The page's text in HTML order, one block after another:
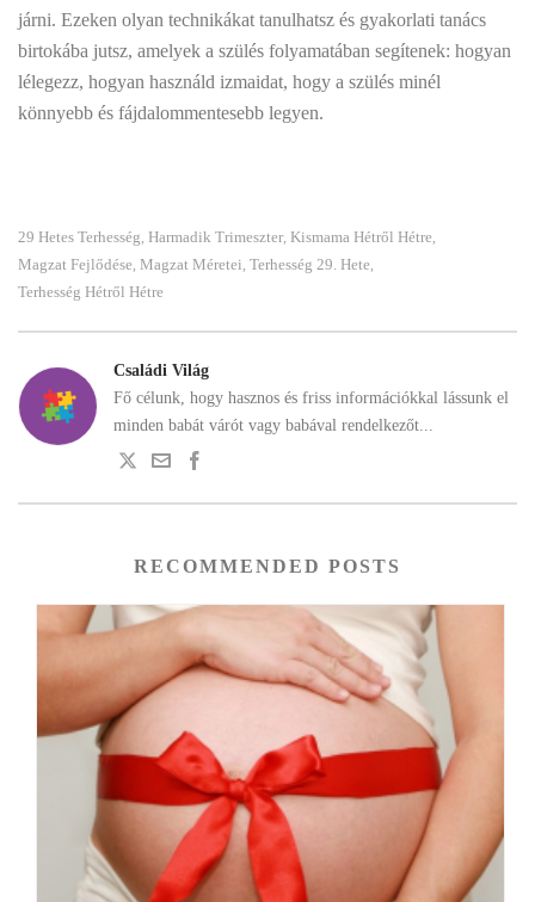
járni. Ezeken olyan technikákat tanulhatsz és gyakorlati tanács
birtokába jutsz, amelyek a szülés folyamatában segítenek: hogyan
lélegezz, hogyan használd izmaidat, hogy a szülés minél
könnyebb és fájdalommentesebb legyen.
29 Hetes Terhesség, Harmadik Trimeszter, Kismama Hétről Hétre,
Magzat Fejlődése, Magzat Méretei, Terhesség 29. Hete,
Terhesség Hétről Hétre
Családi Világ
Fő célunk, hogy hasznos és friss információkkal lássunk el
minden babát várót vagy babával rendelkezőt...
RECOMMENDED POSTS